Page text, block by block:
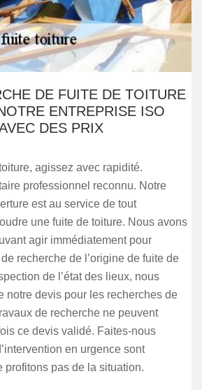
DE FUITE DE TOITURE
ENTREPRISE ISO
DES PRIX
agissez avec rapidité.
professionnel reconnu. Notre
est au service de tout
une fuite de toiture. Nous avons
agir immédiatement pour
recherche de l’origine de fuite de
de l’état des lieux, nous
notre devis pour les recherches de
de recherche ne peuvent
ce devis validé. Faites-nous
en urgence sont
profitons pas de la situation.